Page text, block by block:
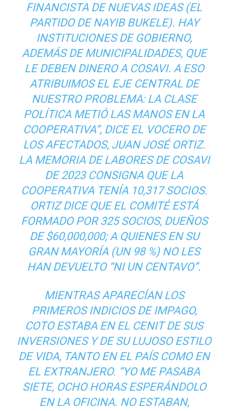
FINANCISTA DE NUEVAS IDEAS (EL
PARTIDO DE NAYIB BUKELE). HAY
INSTITUCIONES DE GOBIERNO,
ADEMÁS DE MUNICIPALIDADES, QUE
LE DEBEN DINERO A COSAVI. A ESO
ATRIBUIMOS EL EJE CENTRAL DE
NUESTRO PROBLEMA: LA CLASE
POLÍTICA METIÓ LAS MANOS EN LA
COOPERATIVA”, DICE EL VOCERO DE
LOS AFECTADOS, JUAN JOSÉ ORTIZ.
LA MEMORIA DE LABORES DE COSAVI
DE 2023 CONSIGNA QUE LA
COOPERATIVA TENÍA 10,317 SOCIOS.
ORTIZ DICE QUE EL COMITÉ ESTÁ
FORMADO POR 325 SOCIOS, DUEÑOS
DE $60,000,000; A QUIENES EN SU
GRAN MAYORÍA (UN 98 %) NO LES
HAN DEVUELTO “NI UN CENTAVO”.
MIENTRAS APARECÍAN LOS
PRIMEROS INDICIOS DE IMPAGO,
COTO ESTABA EN EL CENIT DE SUS
INVERSIONES Y DE SU LUJOSO ESTILO
DE VIDA, TANTO EN EL PAÍS COMO EN
EL EXTRANJERO. “YO ME PASABA
SIETE, OCHO HORAS ESPERÁNDOLO
EN LA OFICINA. NO ESTABAN,